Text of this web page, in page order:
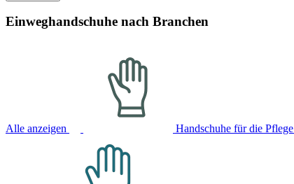
Einweghandschuhe nach Branchen
Alle anzeigen Handschuhe für die Pflege